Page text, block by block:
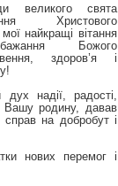
великого свята
Христового
найкращі вітання
Божого
здоров’я і
надії, радості,
Вашу родину, давав
справ на добробут і
нових перемог і